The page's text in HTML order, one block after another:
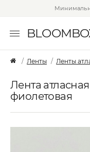
Ленты Ленты
Лента
фиолетовая